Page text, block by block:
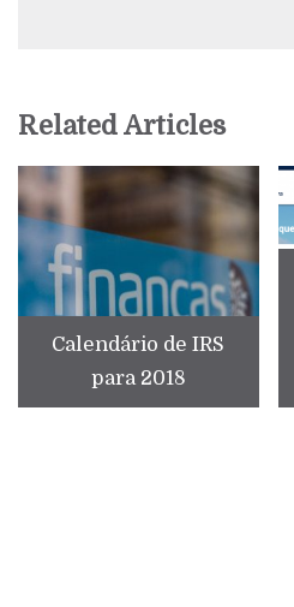
Related Articles
Calendário de IRS
para 2018